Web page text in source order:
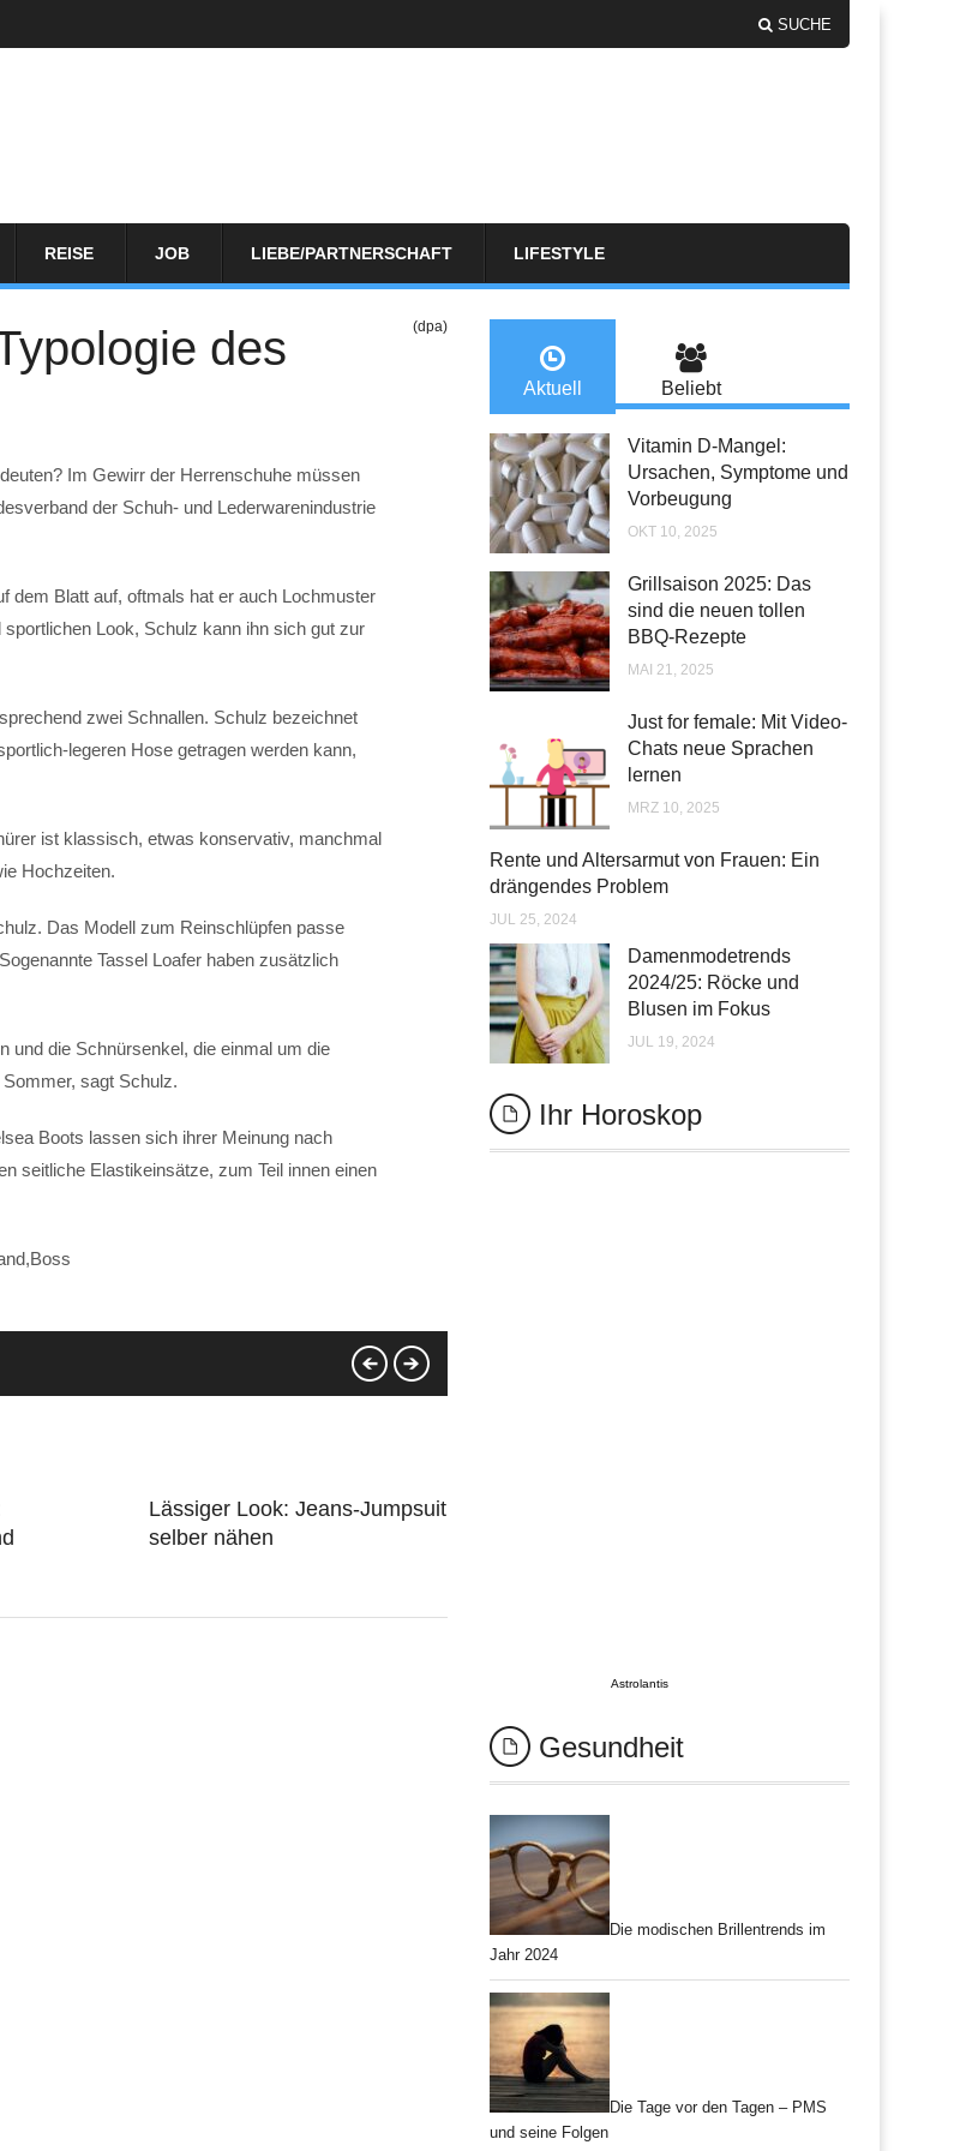
SUCHE
REISE JOB LIEBE/PARTNERSCHAFT LIFESTYLE
des
(dpa)
Im Gewirr der Herrenschuhe müssen
der Schuh- und Lederwarenindustrie
dem Blatt auf, oftmals hat er auch Lochmuster
Look, Schulz kann ihn sich gut zur
zwei Schnallen. Schulz bezeichnet
legeren Hose getragen werden kann,
ist klassisch, etwas konservativ, manchmal
Hochzeiten.
Das Modell zum Reinschlüpfen passe
Tassel Loafer haben zusätzlich
und die Schnürsenkel, die einmal um die
sagt Schulz.
Boots lassen sich ihrer Meinung nach
seitliche Elastikeinsätze, zum Teil innen einen
Lässiger Look: Jeans-Jumpsuit
selber nähen
Aktuell Beliebt
Vitamin D-Mangel:
Ursachen, Symptome und
Vorbeugung
OKT 10, 2025
Grillsaison 2025: Das
sind die neuen tollen
BBQ-Rezepte
MAI 21, 2025
Just for female: Mit Video-
Chats neue Sprachen
lernen
MRZ 10, 2025
Rente und Altersarmut von Frauen: Ein
drängendes Problem
JUL 25, 2024
Damenmodetrends
2024/25: Röcke und
Blusen im Fokus
JUL 19, 2024
Ihr Horoskop
Astrolantis
Gesundheit
Die modischen Brillentrends im
Jahr 2024
Die Tage vor den Tagen – PMS
und seine Folgen